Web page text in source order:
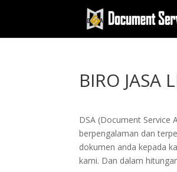
BIRO JASA
DSA (Document Service
berpengalaman dan
dokumen anda kepada
kami. Dan dalam